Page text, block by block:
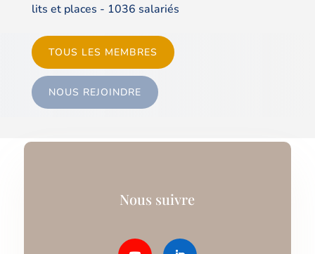
lits et places - 1036 salariés
TOUS LES MEMBRES
NOUS REJOINDRE
Nous suivre